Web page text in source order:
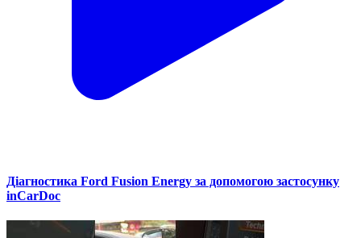
Діагностика Ford Fusion Energy за допомогою застосунку
inCarDoc